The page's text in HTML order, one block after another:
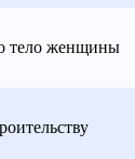
тело женщины